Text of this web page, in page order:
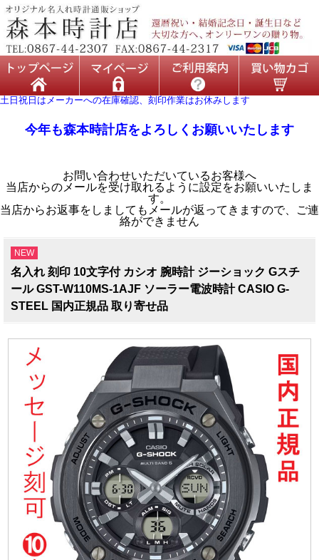
土日祝日はメーカーへの在庫確認、刻印作業はお休みします
今年も森本時計店をよろしくお願いいたします
お問い合わせいただいているお客様へ
当店からのメールを受け取れるように設定をお願いいたしま
す。
当店からお返事をしましてもメールが返ってきますので、ご連
絡ができません
NEW
名入れ 刻印 10文字付 カシオ 腕時計 ジーショック Gスチ
ール GST-W110MS-1AJF ソーラー電波時計 CASIO G-
STEEL 国内正規品 取り寄せ品